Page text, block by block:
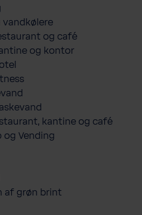
vandkølere
og café
og kontor
kantine og café
og Vending
af grøn brint